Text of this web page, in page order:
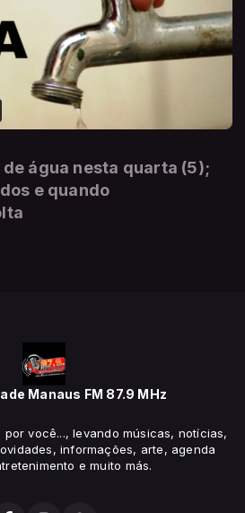
água nesta quarta (5);
e quando
Manaus FM 87.9 MHz
você..., levando músicas, notícias,
informações, arte, agenda
e muito más.